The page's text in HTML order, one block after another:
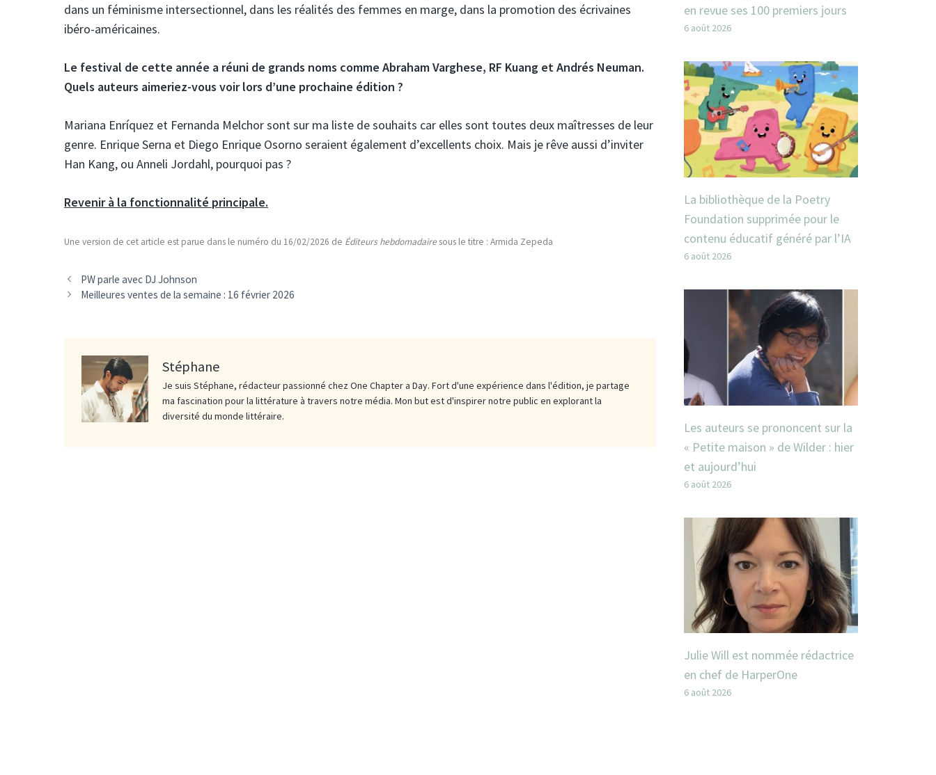
dans un féminisme intersectionnel, dans les réalités des femmes en marge, dans la promotion des écrivaines
ibéro-américaines.
Le festival de cette année a réuni de grands noms comme Abraham Varghese, RF Kuang et Andrés Neuman.
Quels auteurs aimeriez-vous voir lors d’une prochaine édition ?
Mariana Enríquez et Fernanda Melchor sont sur ma liste de souhaits car elles sont toutes deux maîtresses de leur
genre. Enrique Serna et Diego Enrique Osorno seraient également d’excellents choix. Mais je rêve aussi d’inviter
Han Kang, ou Anneli Jordahl, pourquoi pas ?
Revenir à la fonctionnalité principale.
Une version de cet article est parue dans le numéro du 16/02/2026 de Éditeurs hebdomadairesous le titre : Armida Zepeda
PW parle avec DJ Johnson
Meilleures ventes de la semaine : 16 février 2026
Stéphane
Je suis Stéphane, rédacteur passionné chez One Chapter a Day. Fort d'une expérience dans l'édition, je partage
ma fascination pour la littérature à travers notre média. Mon but est d'inspirer notre public en explorant la
diversité du monde littéraire.
en revue ses 100 premiers jours
6 août 2026
La bibliothèque de la Poetry
Foundation supprimée pour le
contenu éducatif généré par l’IA
6 août 2026
Les auteurs se prononcent sur la
« Petite maison » de Wilder : hier
et aujourd’hui
6 août 2026
Julie Will est nommée rédactrice
en chef de HarperOne
6 août 2026